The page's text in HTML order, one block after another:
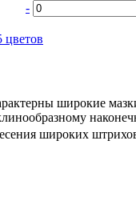
-
широкие
широких